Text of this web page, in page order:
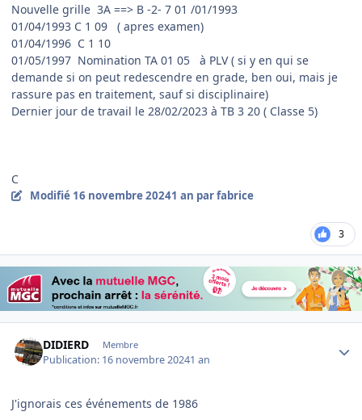
Nouvelle grille 3A ==> B -2- 7 01 /01/1993
01/04/1993 C 1 09 ( apres examen)
01/04/1996 C 1 10
01/05/1997 Nomination TA 01 05 à PLV ( si y en qui se
demande si on peut redescendre en grade, ben oui, mais je
rassure pas en traitement, sauf si disciplinaire)
Dernier jour de travail le 28/02/2023 à TB 3 20 ( Classe 5)
C
Modifié 16 novembre 20241 an par fabrice
3
DIDIERD Membre
Publication: 16 novembre 20241 an
J'ignorais ces événements de 1986